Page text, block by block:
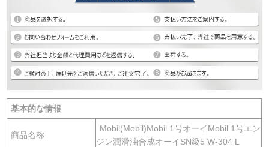
基本的な情報
商品名称
Mobil(Mobil)Mobil 1号オーイMobil 1号エン
ジン潤滑油合成オーイSN級5 W-304 L